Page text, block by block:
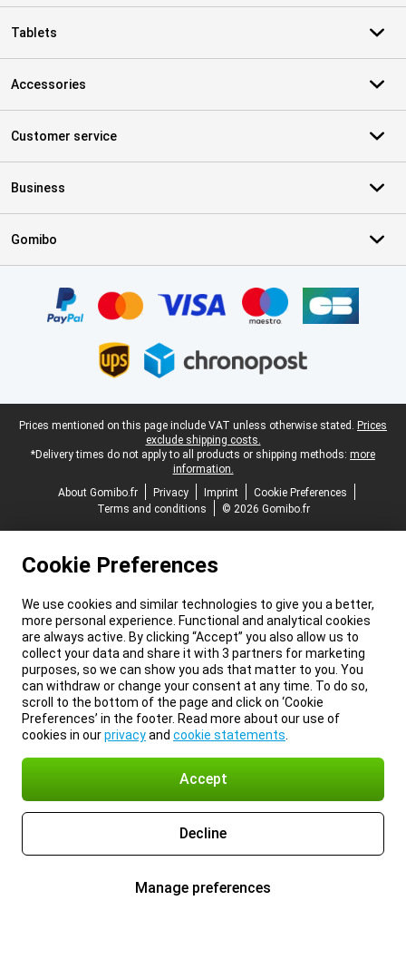
Tablets
Accessories
Customer service
Business
Gomibo
Legal footer
Prices mentioned on this page include VAT unless otherwise stated. Prices
exclude shipping costs.
*Delivery times do not apply to all products or shipping methods: more
information.
About Gomibo.fr
Privacy Imprint
Cookie Preferences
Terms and conditions
© 2026 Gomibo.fr
Cookie Preferences
We use cookies and similar technologies to give you a better,
more personal experience. Functional and analytical cookies
are always active. By clicking “Accept” you also allow us to
collect your data and share it with 3 partners for marketing
purposes, so we can show you ads that matter to you. You
can withdraw or change your consent at any time. To do so,
scroll to the bottom of the page and click on ‘Cookie
Preferences’ in the footer. Read more about our use of
cookies in ourprivacyand cookie statements
Accept
Decline
Manage preferences